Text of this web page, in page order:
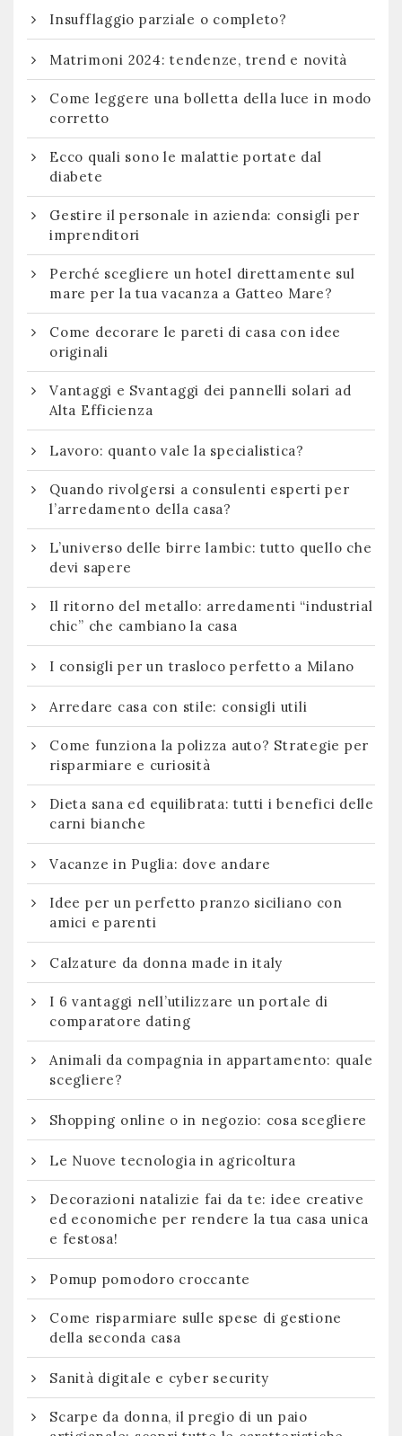
Insufflaggio parziale o completo?
Matrimoni 2024: tendenze, trend e novità
Come leggere una bolletta della luce in modo
corretto
Ecco quali sono le malattie portate dal
diabete
Gestire il personale in azienda: consigli per
imprenditori
Perché scegliere un hotel direttamente sul
mare per la tua vacanza a Gatteo Mare?
Come decorare le pareti di casa con idee
originali
Vantaggi e Svantaggi dei pannelli solari ad
Alta Efficienza
Lavoro: quanto vale la specialistica?
Quando rivolgersi a consulenti esperti per
l’arredamento della casa?
L’universo delle birre lambic: tutto quello che
devi sapere
Il ritorno del metallo: arredamenti “industrial
chic” che cambiano la casa
I consigli per un trasloco perfetto a Milano
Arredare casa con stile: consigli utili
Come funziona la polizza auto? Strategie per
risparmiare e curiosità
Dieta sana ed equilibrata: tutti i benefici delle
carni bianche
Vacanze in Puglia: dove andare
Idee per un perfetto pranzo siciliano con
amici e parenti
Calzature da donna made in italy
I 6 vantaggi nell’utilizzare un portale di
comparatore dating
Animali da compagnia in appartamento: quale
scegliere?
Shopping online o in negozio: cosa scegliere
Le Nuove tecnologia in agricoltura
Decorazioni natalizie fai da te: idee creative
ed economiche per rendere la tua casa unica
e festosa!
Pomup pomodoro croccante
Come risparmiare sulle spese di gestione
della seconda casa
Sanità digitale e cyber security
Scarpe da donna, il pregio di un paio